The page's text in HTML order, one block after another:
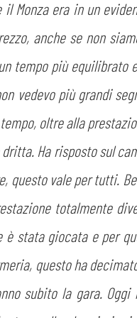
il Monza era in un
anche se non
tempo più equilibrato
vedevo più grandi
oltre alla
Ha risposto sul
questo vale per tutti.
totalmente
è stata giocata e per
questo ha
subito la gara.